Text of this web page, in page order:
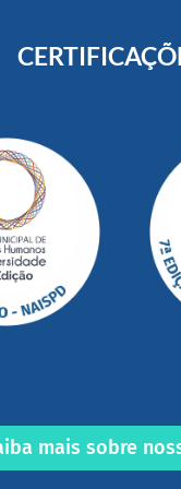
mais sobre